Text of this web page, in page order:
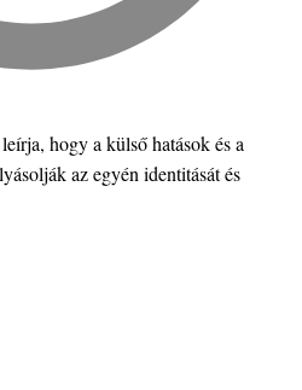
hogy a külső hatások és a
az egyén identitását és